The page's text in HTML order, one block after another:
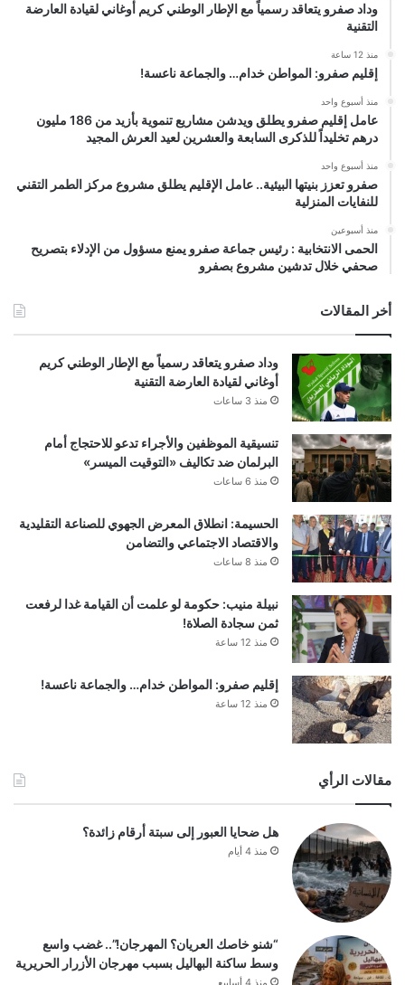
وداد صفرو يتعاقد رسمياً مع الإطار الوطني كريم أوغاني لقيادة العارضة
التقنية
منذ 12 ساعة
إقليم صفرو: المواطن خدام… والجماعة ناعسة!
منذ أسبوع واحد
عامل إقليم صفرو يطلق ويدشن مشاريع تنموية بأزيد من 186 مليون
درهم تخليداً للذكرى السابعة والعشرين لعيد العرش المجيد
منذ أسبوع واحد
صفرو تعزز بنيتها البيئية.. عامل الإقليم يطلق مشروع مركز الطمر التقني
للنفايات المنزلية
منذ أسبوعين
الحمى الانتخابية : رئيس جماعة صفرو يمنع مسؤول من الإدلاء بتصريح
صحفي خلال تدشين مشروع بصفرو
أخر المقالات
وداد صفرو يتعاقد رسمياً مع الإطار الوطني كريم
أوغاني لقيادة العارضة التقنية
منذ 3 ساعات
تنسيقية الموظفين والأجراء تدعو للاحتجاج أمام
البرلمان ضد تكاليف «التوقيت الميسر»
منذ 6 ساعات
الحسيمة: انطلاق المعرض الجهوي للصناعة التقليدية
والاقتصاد الاجتماعي والتضامن
منذ 8 ساعات
نبيلة منيب: حكومة لو علمت أن القيامة غدا لرفعت
ثمن سجادة الصلاة!
منذ 12 ساعة
إقليم صفرو: المواطن خدام… والجماعة ناعسة!
منذ 12 ساعة
مقالات الرأي
هل ضحايا العبور إلى سبتة أرقام زائدة؟
منذ 4 أيام
“شنو خاصك العريان؟ المهرجان!”.. غضب واسع
وسط ساكنة البهاليل بسبب مهرجان الأزرار الحريرية